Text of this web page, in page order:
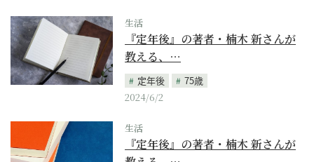
生活
『定年後』の著者・楠木 新さんが
教える、…
定年後
75歳
2024/6/2
生活
『定年後』の著者・楠木 新さんが